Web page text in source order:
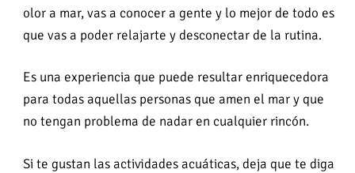
olor a mar, vas a conocer a gente y lo mejor de todo es
que vas a poder relajarte y desconectar de la rutina.
Es una experiencia que puede resultar enriquecedora
para todas aquellas personas que amen el mar y que
no tengan problema de nadar en cualquier rincón.
Si te gustan las actividades acuáticas, deja que te diga